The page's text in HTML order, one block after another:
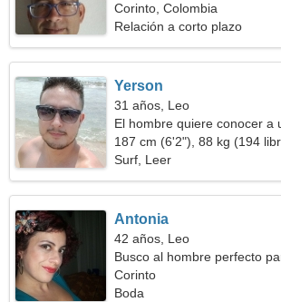
Corinto, Colombia
Relación a corto plazo
Yerson
31 años, Leo
El hombre quiere conocer a
187 cm (6'2"), 88 kg (194
Surf, Leer
Antonia
42 años, Leo
Busco al hombre perfecto
Corinto
Boda